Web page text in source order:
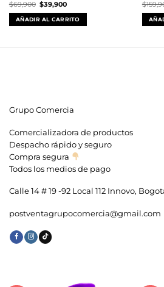
$69,900 El
precio
original
era:
$69,900.
$39,900El
actual
es:
$39,900.
AÑADIR AL CARRITO
$
Grupo Comercia
Comercializadora de productos
Despacho rápido y seguro
Compra segura
Todos los medios de pago
Calle 14 # 19 -92 Local 112 Innovo,
postventagrupocomercia@gmail.com